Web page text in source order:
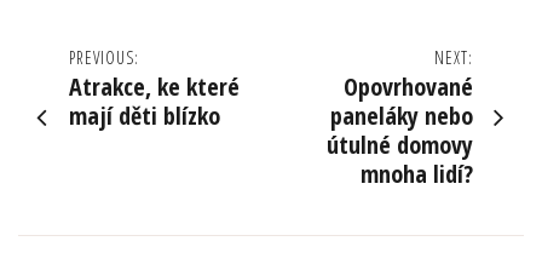
Navigace
pro
PREVIOUS:
Atrakce, ke které
mají děti blízko
NEXT:
Opovrhované
paneláky nebo
útulné domovy
mnoha lidí?